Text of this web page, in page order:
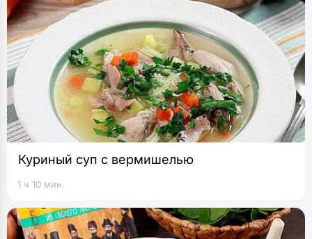
Куриный суп с вермишелью
1 ч 10 мин.